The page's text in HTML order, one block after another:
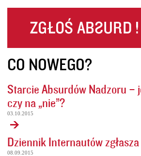
CO NOWEGO?
Starcie Absurdów Nadzoru –
czy na „nie”?
03.10.2015
Dziennik Internautów
08.09.2015